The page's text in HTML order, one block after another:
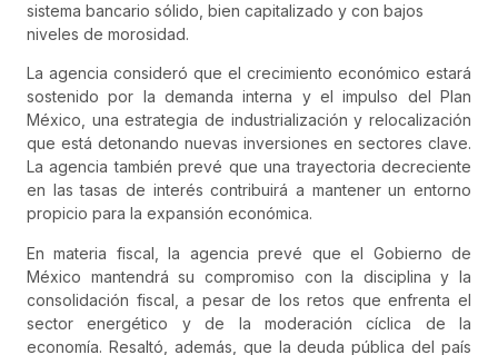
sistema bancario sólido, bien capitalizado y con bajos
niveles de morosidad.
La agencia consideró que el crecimiento económico estará
sostenido por la demanda interna y el impulso del Plan
México, una estrategia de industrialización y relocalización
que está detonando nuevas inversiones en sectores clave.
La agencia también prevé que una trayectoria decreciente
en las tasas de interés contribuirá a mantener un entorno
propicio para la expansión económica.
En materia fiscal, la agencia prevé que el Gobierno de
México mantendrá su compromiso con la disciplina y la
consolidación fiscal, a pesar de los retos que enfrenta el
sector energético y de la moderación cíclica de la
economía. Resaltó, además, que la deuda pública del país